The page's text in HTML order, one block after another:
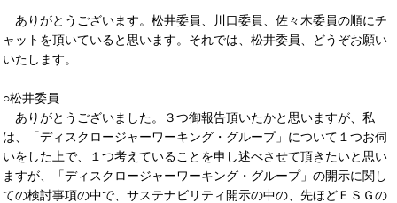
ありがとうございます。松井委員、川口委員、佐々木委員の順にチ
ャットを頂いていると思います。それでは、松井委員、どうぞお願い
いたします。
○松井委員
ありがとうございました。３つ御報告頂いたかと思いますが、私
は、「ディスクロージャーワーキング・グループ」について１つお伺
いをした上で、１つ考えていることを申し述べさせて頂きたいと思い
ますが、「ディスクロージャーワーキング・グループ」の開示に関し
ての検討事項の中で、サステナビリティ開示の中の、先ほどＥＳＧの